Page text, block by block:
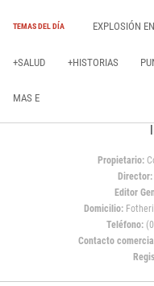
TEMAS DEL DÍA EXPLOSIÓN
+SALUD +HISTORIAS
MAS E
Propietario:
Director:
Editor
Domicilio:
Teléfono:
Contacto